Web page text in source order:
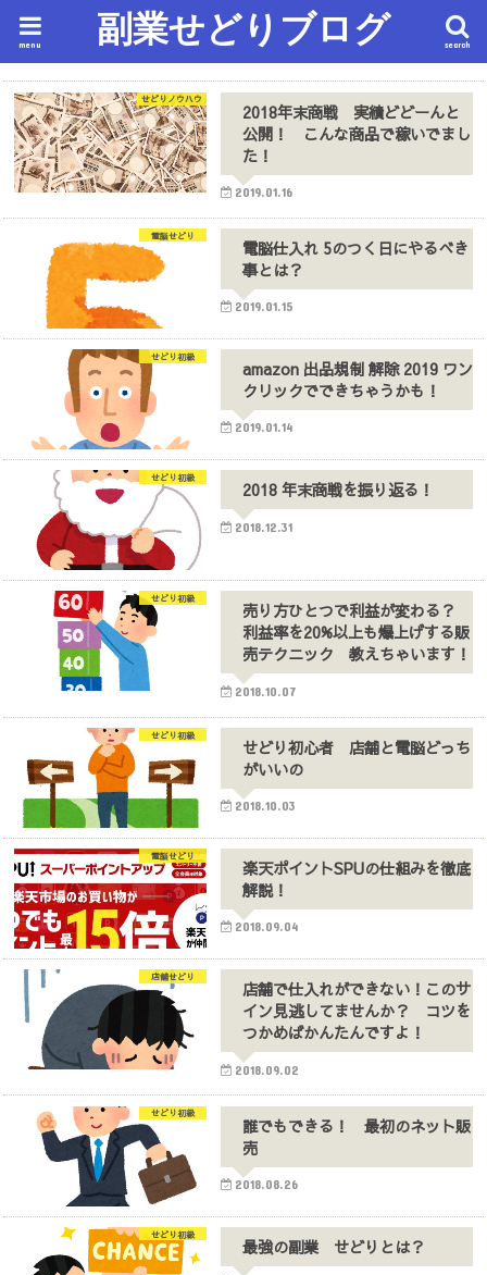
副業せどりブログ search
menu
せどりノウハウ
2018年末商戦 実績どどーんと
公開！ こんな商品で稼いでまし
た！
2019.01.16
電脳せどり
電脳仕入れ 5のつく日にやるべき
事とは？
2019.01.15
せどり初級
amazon 出品規制 解除 2019 ワン
クリックでできちゃうかも！
2019.01.14
せどり初級
2018 年末商戦を振り返る！
2018.12.31
せどり初級
売り方ひとつで利益が変わる？
利益率を20%以上も爆上げする販
売テクニック 教えちゃいます！
2018.10.07
せどり初級
せどり初心者 店舗と電脳どっち
がいいの
2018.10.03
電脳せどり
楽天ポイントSPUの仕組みを徹底
解説！
2018.09.04
店舗せどり
店舗で仕入れができない！このサ
イン見逃してませんか？ コツを
つかめばかんたんですよ！
2018.09.02
せどり初級
誰でもできる！ 最初のネット販
売
2018.08.26
せどり初級
最強の副業 せどりとは？